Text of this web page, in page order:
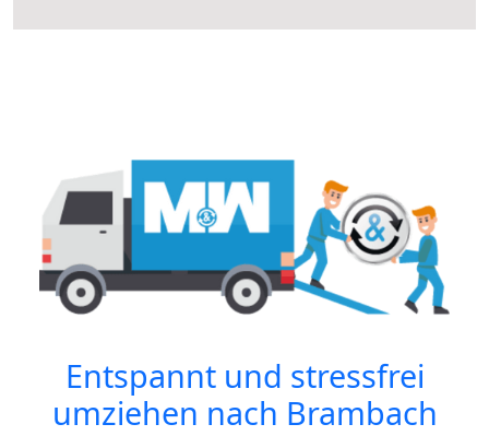
Entspannt und stressfrei
umziehen nach Brambach